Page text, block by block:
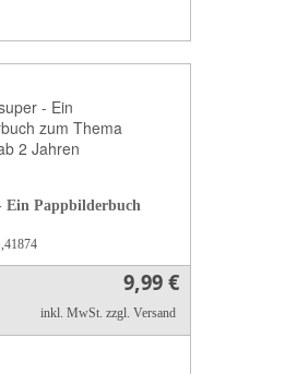
Ein Pappbilderbuch
9,99 €
inkl. MwSt. zzgl. Versand